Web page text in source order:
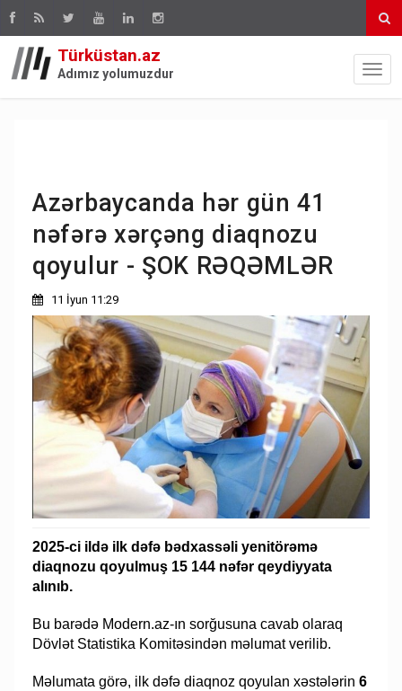
Türküstan.az
Adımız yolumuzdur
Azərbaycanda hər gün 41
nəfərə xərçəng diaqnozu
qoyulur - ŞOK RƏQƏMLƏR
11 İyun 11:29
2025-ci ildə ilk dəfə bədxassəli yenitörəmə
diaqnozu qoyulmuş 15 144 nəfər qeydiyyata
alınıb.
Bu barədə Modern.az-ın sorğusuna cavab olaraq
Dövlət Statistika Komitəsindən məlumat verilib.
Məlumata görə, ilk dəfə diaqnoz qoyulan xəstələrin6